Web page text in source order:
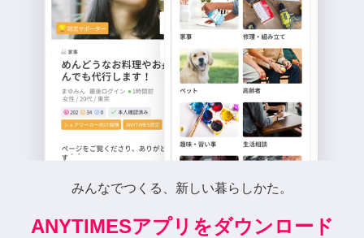
みんなでつくる、新しい暮らしかた。
ANYTIMESアプリをダウンロード